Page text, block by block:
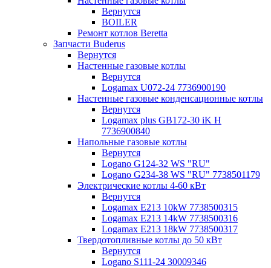
Вернутся
BOILER
Ремонт котлов Beretta
Запчасти Buderus
Вернутся
Настенные газовые котлы
Вернутся
Logamax U072-24 7736900190
Настенные газовые конденсационные котлы
Вернутся
Logamax plus GB172-30 iK H
7736900840
Напольные газовые котлы
Вернутся
Logano G124-32 WS "RU"
Logano G234-38 WS "RU" 7738501179
Электрические котлы 4-60 кВт
Вернутся
Logamax E213 10kW 7738500315
Logamax E213 14kW 7738500316
Logamax E213 18kW 7738500317
Твердотопливные котлы до 50 кВт
Вернутся
Logano S111-24 30009346